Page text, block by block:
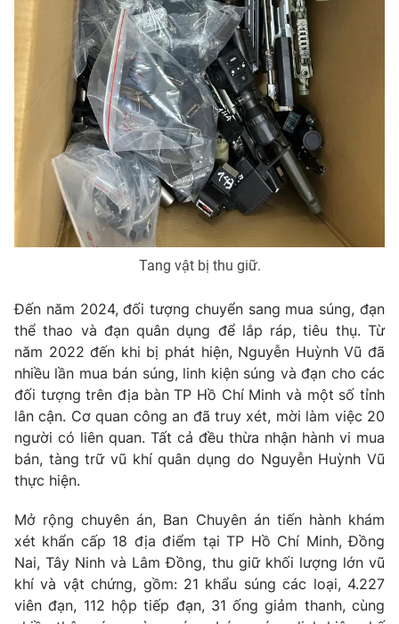
® Cấm sao chép dưới mọi hình thức nếu không có sự chấp
thuận bằng văn bản. Ghi rõ nguồn VTV.vn khi phát hành lại
thông tin từ website này.
Tang vật bị thu giữ.
Đến năm 2024, đối tượng chuyển sang mua súng, đạn
thể thao và đạn quân dụng để lắp ráp, tiêu thụ. Từ
năm 2022 đến khi bị phát hiện, Nguyễn Huỳnh Vũ đã
nhiều lần mua bán súng, linh kiện súng và đạn cho các
đối tượng trên địa bàn TP Hồ Chí Minh và một số tỉnh
lân cận. Cơ quan công an đã truy xét, mời làm việc 20
người có liên quan. Tất cả đều thừa nhận hành vi mua
bán, tàng trữ vũ khí quân dụng do Nguyễn Huỳnh Vũ
thực hiện.
Mở rộng chuyên án, Ban Chuyên án tiến hành khám
xét khẩn cấp 18 địa điểm tại TP Hồ Chí Minh, Đồng
Nai, Tây Ninh và Lâm Đồng, thu giữ khối lượng lớn vũ
khí và vật chứng, gồm: 21 khẩu súng các loại, 4.227
viên đạn, 112 hộp tiếp đạn, 31 ống giảm thanh, cùng